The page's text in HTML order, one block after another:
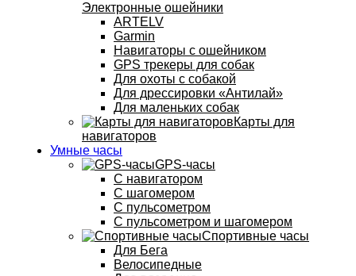
Электронные ошейники
ARTELV
Garmin
Навигаторы с ошейником
GPS трекеры для собак
Для охоты с собакой
Для дрессировки «Антилай»
Для маленьких собак
Карты для
навигаторов
Умные часы
GPS-часы
С навигатором
С шагомером
С пульсометром
С пульсометром и шагомером
Спортивные часы
Для Бега
Велосипедные